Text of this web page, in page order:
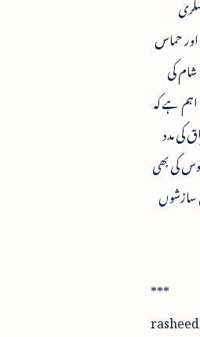
عسکری
اور حماس
کی
ہے کہ
کی مدد
کی بھی
سازشوں
***